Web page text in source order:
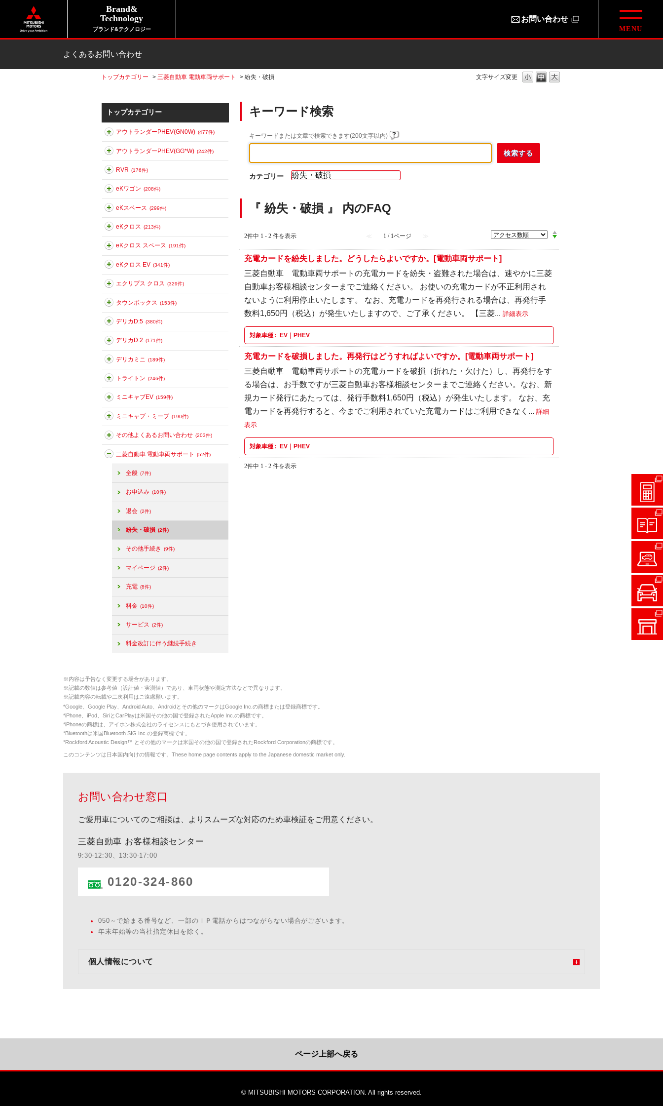
Brand&
Technology
ブランド&テクノロジー
お問い合わせ
よくあるお問い合わせ
文字サイズ変更
トップカテゴリー > 三菱自動車 電動車両サポート > 紛失・破損
トップカテゴリー
アウトランダーPHEV(GN0W) (477件)
アウトランダーPHEV(GG*W) (242件)
RVR (176件)
eKワゴン (208件)
eKスペース (299件)
eKクロス (213件)
eKクロス スペース (191件)
eKクロス EV (341件)
エクリプス クロス (329件)
タウンボックス (153件)
デリカD:5 (380件)
デリカD:2 (171件)
デリカミニ (189件)
トライトン (246件)
ミニキャブEV (159件)
ミニキャブ・ミーブ (190件)
その他よくあるお問い合わせ (203件)
三菱自動車 電動車両サポート (52件)
全般 (7件)
お申込み (10件)
退会 (2件)
紛失・破損 (2件)
その他手続き (9件)
マイページ (2件)
充電 (8件)
料金 (10件)
サービス (2件)
料金改訂に伴う継続手続き
キーワード検索
キーワードまたは文章で検索できます(200文字以内)
カテゴリー
『 紛失・破損 』 内のFAQ
2件中 1 - 2 件を表示 ≪ 1 / 1ページ ≫
充電カードを紛失しました。どうしたらよいですか。[電動車両サポート]
三菱自動車 電動車両サポートの充電カードを紛失・盗難された場合は、速やかに三菱
自動車お客様相談センターまでご連絡ください。 お使いの充電カードが不正利用され
ないように利用停止いたします。 なお、充電カードを再発行される場合は、再発行手
数料1,650円（税込）が発生いたしますので、ご了承ください。 【三菱... 詳細表示
対象車種 : EV｜PHEV
充電カードを破損しました。再発行はどうすればよいですか。[電動車両サポート]
三菱自動車 電動車両サポートの充電カードを破損（折れた・欠けた）し、再発行をす
る場合は、お手数ですが三菱自動車お客様相談センターまでご連絡ください。なお、新
規カード発行にあたっては、発行手数料1,650円（税込）が発生いたします。 なお、充
電カードを再発行すると、今までご利用されていた充電カードはご利用できなく... 詳細
表示
対象車種 : EV｜PHEV
2件中 1 - 2 件を表示
※内容は予告なく変更する場合があります。
※記載の数値は参考値（設計値・実測値）であり、車両状態や測定方法などで異なります。
※記載内容の転載や二次利用はご遠慮願います。
*Google、Google Play、Android Auto、Androidとその他のマークはGoogle Inc.の商標または登録商標です。
*iPhone、iPod、SiriとCarPlayは米国その他の国で登録されたApple Inc.の商標です。
*iPhoneの商標は、アイホン株式会社のライセンスにもとづき使用されています。
*Bluetoothは米国Bluetooth SIG Inc.の登録商標です。
*Rockford Acoustic Design™ とその他のマークは米国その他の国で登録されたRockford Corporationの商標です。
このコンテンツは日本国内向けの情報です。These home page contents apply to the Japanese domestic market only.
お問い合わせ窓口
ご愛用車についてのご相談は、よりスムーズな対応のため車検証をご用意ください。
三菱自動車 お客様相談センター
9:30-12:30、13:30-17:00
0120-324-860
050～で始まる番号など、一部のＩＰ電話からはつながらない場合がございます。
年末年始等の当社指定休日を除く。
個人情報について
ページ上部へ戻る
© MITSUBISHI MOTORS CORPORATION. All rights reserved.